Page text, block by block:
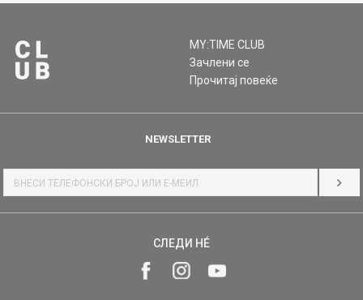
MY:TIME CLUB
Зачлени се
Прочитај повеќе
NEWSLETTER
СЛЕДИ НÉ